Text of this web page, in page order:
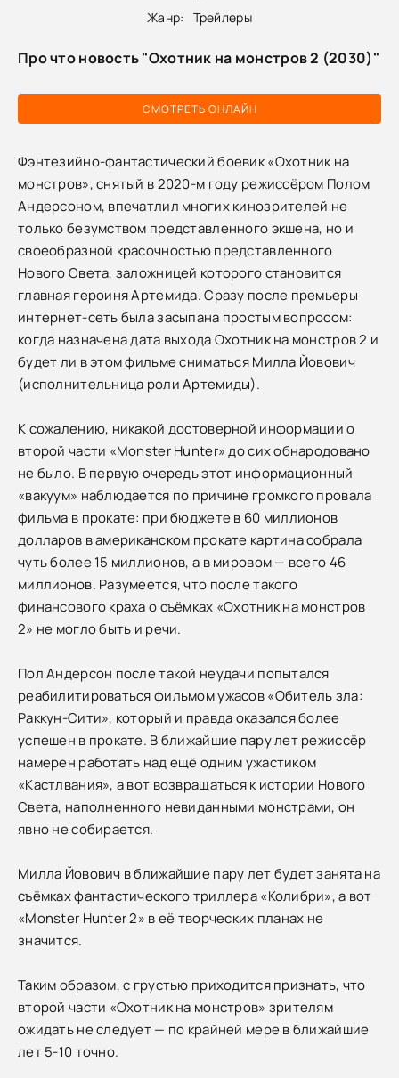
Жанр:
Трейлеры
СМОТРЕТЬ ОНЛАЙН
Про что новость "Охотник на монстров 2 (2030)"
Фэнтезийно-фантастический боевик «Охотник на
монстров», снятый в 2020-м году режиссёром Полом
Андерсоном, впечатлил многих кинозрителей не
только безумством представленного экшена, но и
своеобразной красочностью представленного
Нового Света, заложницей которого становится
главная героиня Артемида. Сразу после премьеры
интернет-сеть была засыпана простым вопросом:
когда назначена дата выхода Охотник на монстров 2 и
будет ли в этом фильме сниматься Милла Йовович
(исполнительница роли Артемиды).
К сожалению, никакой достоверной информации о
второй части «Monster Hunter» до сих обнародовано
не было. В первую очередь этот информационный
«вакуум» наблюдается по причине громкого провала
фильма в прокате: при бюджете в 60 миллионов
долларов в американском прокате картина собрала
чуть более 15 миллионов, а в мировом — всего 46
миллионов. Разумеется, что после такого
финансового краха о съёмках «Охотник на монстров
2» не могло быть и речи.
Пол Андерсон после такой неудачи попытался
реабилитироваться фильмом ужасов «Обитель зла:
Раккун-Сити», который и правда оказался более
успешен в прокате. В ближайшие пару лет режиссёр
намерен работать над ещё одним ужастиком
«Кастлвания», а вот возвращаться к истории Нового
Света, наполненного невиданными монстрами, он
явно не собирается.
Милла Йовович в ближайшие пару лет будет занята на
съёмках фантастического триллера «Колибри», а вот
«Monster Hunter 2» в её творческих планах не
значится.
Таким образом, с грустью приходится признать, что
второй части «Охотник на монстров» зрителям
ожидать не следует — по крайней мере в ближайшие
лет 5-10 точно.